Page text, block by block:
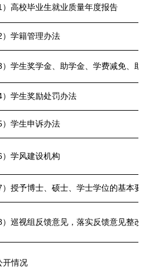
）高校毕业生就业质量年度报告
）学籍管理办法
）学生奖学金、助学金、学费减免、
）学生奖励处罚办法
）学生申诉办法
）学风建设机构
）授予博士、硕士、学士学位的基本要
）巡视组反馈意见，落实反馈意见整改
开情况